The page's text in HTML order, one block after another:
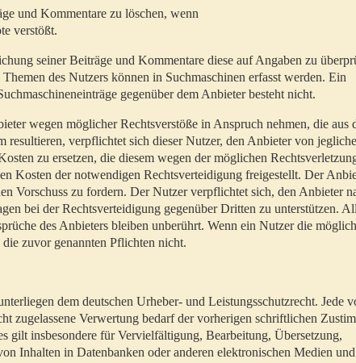
und Kommentare zu löschen, wenn
verstößt.
seiner Beiträge und Kommentare diese auf Angaben zu
des Nutzers können in Suchmaschinen erfasst werden. Ein
gegenüber dem Anbieter besteht nicht.
wegen möglicher Rechtsverstöße in Anspruch nehmen, die aus
resultieren, verpflichtet sich dieser Nutzer, den Anbieter von
zu ersetzen, die diesem wegen der möglichen
Kosten der notwendigen Rechtsverteidigung freigestellt. Der
Vorschuss zu fordern. Der Nutzer verpflichtet sich, den Anbieter
bei der Rechtsverteidigung gegenüber Dritten zu unterstützen.
des Anbieters bleiben unberührt. Wenn ein Nutzer die
zuvor genannten Pflichten nicht.
dem deutschen Urheber- und Leistungsschutzrecht. Jede
zugelassene Verwertung bedarf der vorherigen schriftlichen
gilt insbesondere für Vervielfältigung, Bearbeitung, Übersetzung,
Inhalten in Datenbanken oder anderen elektronischen Medien und